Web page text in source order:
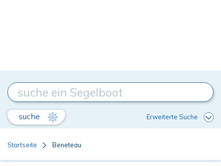
suche Erweiterte Suche
Startseite Beneteau